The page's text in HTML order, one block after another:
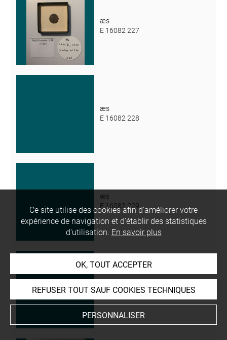
æs
E 16082 227
æs
E 16082 228
æs
E 16082 229
E 16082 230
Ce site utilise des cookies afin d'améliorer votre
expérience de navigation et d'établir des statistiques
d'utilisation. En savoir plus
OK, TOUT ACCEPTER
REFUSER TOUT SAUF COOKIES TECHNIQUES
PERSONNALISER